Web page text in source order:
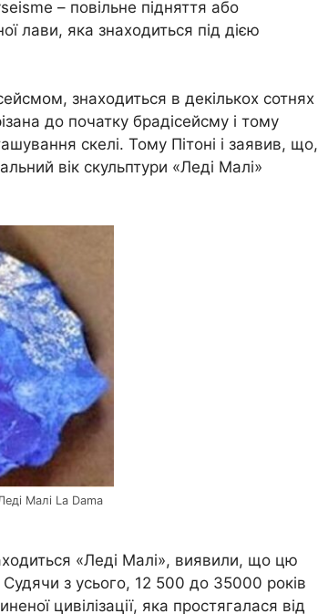
– повільне підняття або
лави, яка знаходиться під дією
знаходиться в декількох сотнях
до початку брадісейсму і тому
скелі. Тому Пітоні і заявив, що,
вік скульптури «Леді Малі»
Малі La Dama
«Леді Малі», виявили, що цю
з усього, 12 500 до 35000 років
цивілізації, яка простягалася від